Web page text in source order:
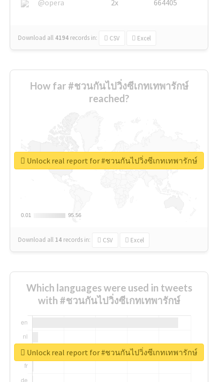
@opera
2x 664405
Download all 4194 records in: CSV Excel
How far #ชวนกันไปวิ่งซีเกทเทพารักษ์
reached?
0.01
0.01 95.56
95.56
Download all 14 records in: CSV Excel
Unlock real report for #ชวนกันไปวิ่งซีเกทเทพารักษ์
Which languages were used in tweets
with #ชวนกันไปวิ่งซีเกทเทพารักษ์
Unlock real report for #ชวนกันไปวิ่งซีเกทเทพารักษ์